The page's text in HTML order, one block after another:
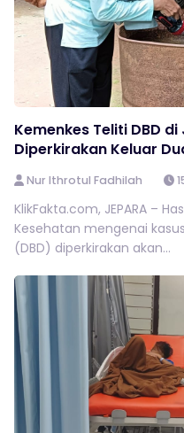
Kemenkes Teliti DBD
Diperkirakan Keluar
Nur Ithrotul Fadhilah
KlikFakta.com, JEPARA –
Kesehatan mengenai
(DBD) diperkirakan akan...